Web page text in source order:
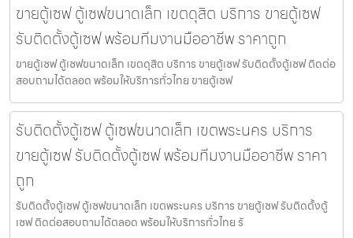
ขายตู้เซฟ ตู้เซฟขนาดเล็ก เขตดุสิต บริการ ขายตู้เซฟ
รับติดตั้งตู้เซฟ พร้อมทีมงานมืออาชีพ ราคาถูก
ขายตู้เซฟ ตู้เซฟขนาดเล็ก เขตดุสิต บริการ ขายตู้เซฟ รับติดตั้งตู้เซฟ ติดต่อ
สอบถามได้ตลอด พร้อมให้บริการทั่วไทย ขายตู้เซฟ
รับติดตั้งตู้เซฟ ตู้เซฟขนาดเล็ก เขตพระนคร บริการ
ขายตู้เซฟ รับติดตั้งตู้เซฟ พร้อมทีมงานมืออาชีพ ราคา
ถูก
รับติดตั้งตู้เซฟ ตู้เซฟขนาดเล็ก เขตพระนคร บริการ ขายตู้เซฟ รับติดตั้งตู้
เซฟ ติดต่อสอบถามได้ตลอด พร้อมให้บริการทั่วไทย รั